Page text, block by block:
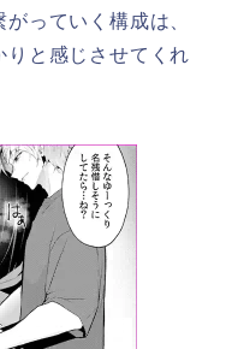
っていく構成は、
りと感じさせてくれ